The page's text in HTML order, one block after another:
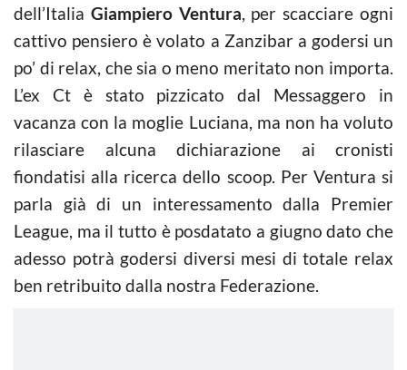
dell’Italia Giampiero Ventura, per scacciare ogni
cattivo pensiero è volato a Zanzibar a godersi un
po’ di relax, che sia o meno meritato non importa.
L’ex Ct è stato pizzicato dal Messaggero in
vacanza con la moglie Luciana, ma non ha voluto
rilasciare alcuna dichiarazione ai cronisti
fiondatisi alla ricerca dello scoop. Per Ventura si
parla già di un interessamento dalla Premier
League, ma il tutto è posdatato a giugno dato che
adesso potrà godersi diversi mesi di totale relax
ben retribuito dalla nostra Federazione.